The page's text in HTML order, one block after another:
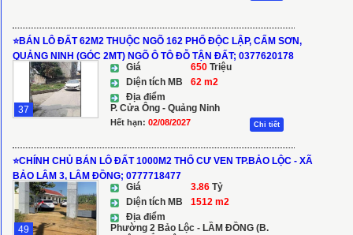
⭐️BÁN LÔ ĐẤT 62M2 THUỘC NGÕ 162 PHỐ ĐỘC LẬP, CẨM SƠN,
QUẢNG NINH (GÓC 2MT) NGÕ Ô TÔ ĐỖ TẬN ĐẤT; 0377620178
37
Giá 650 Triệu
Diện tích MB
62 m2
Địa điểm
P. Cửa Ông - Quảng Ninh
Hết hạn: 02/08/2027 Chi tiết
⭐️CHÍNH CHỦ BÁN LÔ ĐẤT 1000M2 THỔ CƯ VEN TP.BẢO LỘC - XÃ
BẢO LÂM 3, LÂM ĐỒNG; 0777718477
49
Giá 3.86 Tỷ
Diện tích MB
1512 m2
Địa điểm
Phường 2 Bảo Lộc - LẦM ĐỒNG (B.